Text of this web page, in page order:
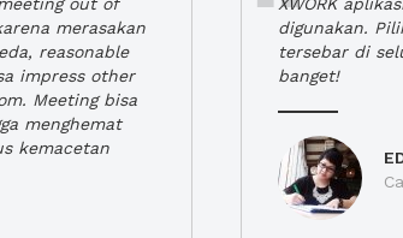
merasakan
reasonable
impress other
Meeting bisa
menghemat
kemacetan
digunakan.
tersebar di
banget!